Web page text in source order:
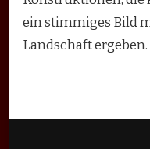
ein stimmiges Bild
Landschaft ergeben.